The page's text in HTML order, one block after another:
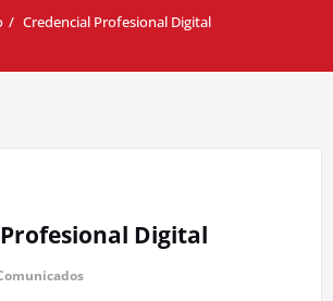
Credencial Profesional Digital
Digital